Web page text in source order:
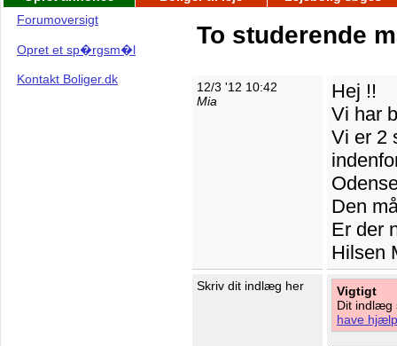
Forumoversigt
Opret et sp�rgsm�l
Kontakt Boliger.dk
To studerende
12/3 '12 10:42
Mia
Hej !!
Vi har
Vi er 2
Den
Er der
Hilsen
Skriv dit indlæg her
Vigtigt
Dit indlæg
have